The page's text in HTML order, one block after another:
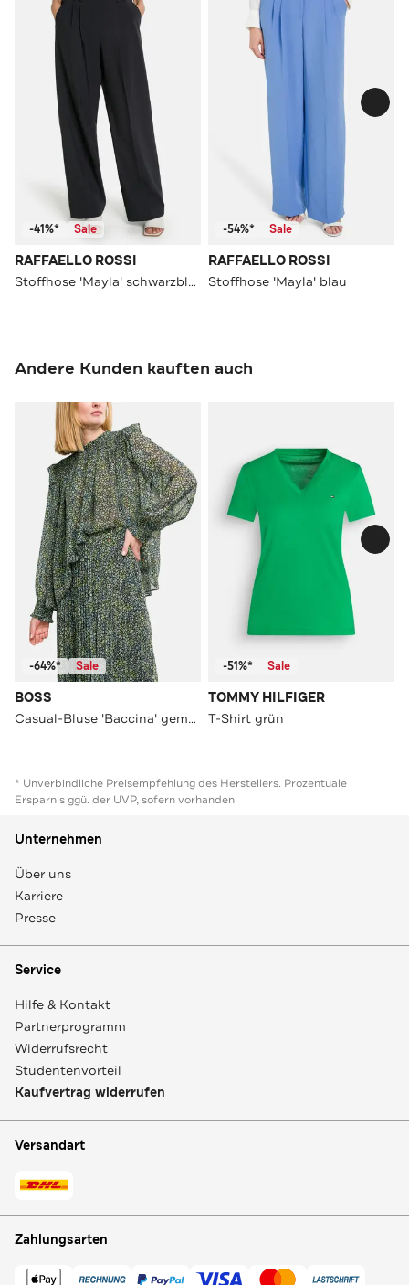
-41%* Sale
RAFFAELLO ROSSI
Stoffhose 'Mayla' schwarzblau
-54%* Sale
RAFFAELLO ROSSI
Stoffhose 'Mayla' blau
Andere Kunden kauften auch
-64%* Sale
BOSS
Casual-Bluse 'Baccina' gemustert
-51%* Sale
TOMMY HILFIGER
T-Shirt grün
* Unverbindliche Preisempfehlung des Herstellers. Prozentuale
Ersparnis ggü. der UVP, sofern vorhanden
Unternehmen
Über uns
Karriere
Presse
Service
Hilfe & Kontakt
Partnerprogramm
Widerrufsrecht
Studentenvorteil
Kaufvertrag widerrufen
Versandart
Zahlungsarten